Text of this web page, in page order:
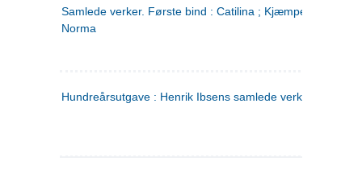
Samlede verker. Første bind : Catilina ; Kjæmpehøien ;
Norma
Hundreårsutgave : Henrik Ibsens samlede verker. 1